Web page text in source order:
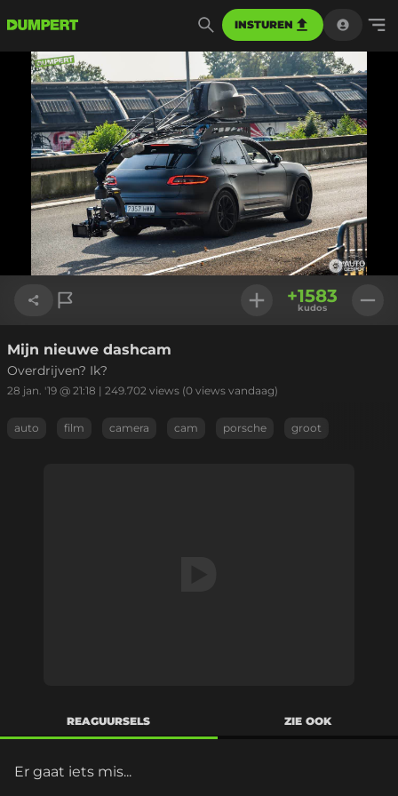
INSTUREN
Link kopiëren
+1583
kudos
Mijn nieuwe dashcam
Overdrijven? Ik?
28 jan. '19 @ 21:18 | 249.702 views (0 views vandaag)
auto film camera cam porsche groot
REAGUURSELS ZIE OOK
Er gaat iets mis...